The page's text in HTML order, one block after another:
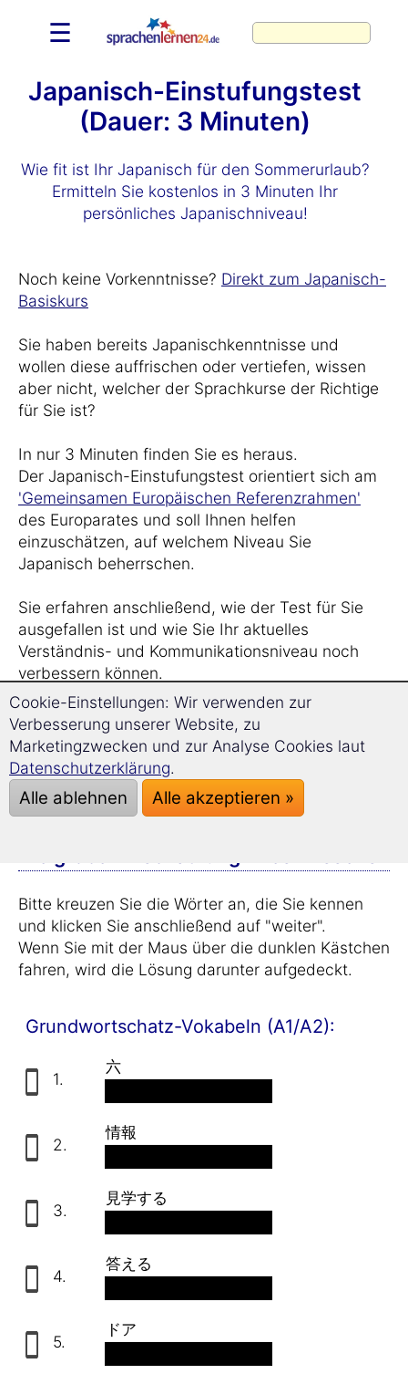
☰
Japanisch-Einstufungstest
(Dauer: 3 Minuten)
Wie fit ist Ihr Japanisch für den Sommerurlaub?
Ermitteln Sie kostenlos in 3 Minuten Ihr
persönliches Japanischniveau!
Noch keine Vorkenntnisse? Direkt zum Japanisch-
Basiskurs
Sie haben bereits Japanischkenntnisse und
wollen diese auffrischen oder vertiefen, wissen
aber nicht, welcher der Sprachkurse der Richtige
für Sie ist?
In nur 3 Minuten finden Sie es heraus.
Der Japanisch-Einstufungstest orientiert sich am
'Gemeinsamen Europäischen Referenzrahmen'
des Europarates und soll Ihnen helfen
einzuschätzen, auf welchem Niveau Sie
Japanisch beherrschen.
Sie erfahren anschließend, wie der Test für Sie
ausgefallen ist und wie Sie Ihr aktuelles
Verständnis- und Kommunikationsniveau noch
verbessern können.
Der Test erfolgt anonym. Das Ergebnis sehen Sie
sofort auf dieser Seite – kostenlos und
unverbindlich.
Bitte kreuzen Sie die Wörter an, die Sie kennen
und klicken Sie anschließend auf "weiter".
Wenn Sie mit der Maus über die dunklen Kästchen
fahren, wird die Lösung darunter aufgedeckt.
Grundwortschatz-Vokabeln (A1/A2):
1.
六
2.
情報
3.
見学する
4.
答える
5.
ドア
Cookie-Einstellungen: Wir verwenden zur
Verbesserung unserer Website, zu
Marketingzwecken und zur Analyse Cookies laut
Datenschutzerklärung.
Alle ablehnen Alle akzeptieren »